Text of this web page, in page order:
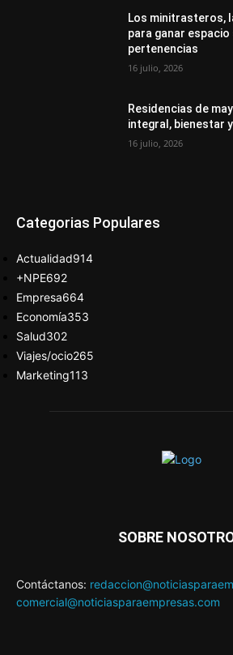
Los minitrasteros,
para ganar
pertenencias
16 julio, 2026
Residencias de
integral, bienestar
16 julio, 2026
Categorias Populares
Actualidad914
+NPE692
Empresa664
Economía353
Salud302
Viajes/ocio265
Marketing113
SOBRE
Contáctanos:
comercial@noticiasparaempresas.com